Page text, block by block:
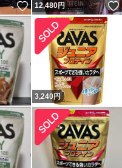
いいね！
12,480円
3,240円